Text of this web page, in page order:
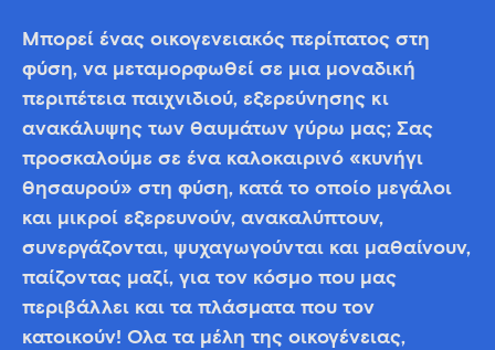
Μπορεί ένας οικογενειακός περίπατος στη
φύση, να μεταμορφωθεί σε μια μοναδική
περιπέτεια παιχνιδιού, εξερεύνησης κι
ανακάλυψης των θαυμάτων γύρω μας; Σας
προσκαλούμε σε ένα καλοκαιρινό «κυνήγι
θησαυρού» στη φύση, κατά το οποίο μεγάλοι
και μικροί εξερευνούν, ανακαλύπτουν,
συνεργάζονται, ψυχαγωγούνται και μαθαίνουν,
παίζοντας μαζί, για τον κόσμο που μας
περιβάλλει και τα πλάσματα που τον
κατοικούν! Όλα τα μέλη της οικογένειας,